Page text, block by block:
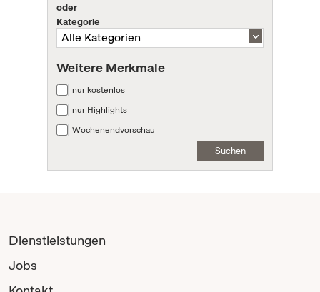
oder
Kategorie
Weitere Merkmale
nur kostenlos
nur Highlights
Wochenendvorschau
Suchen
Dienstleistungen
Jobs